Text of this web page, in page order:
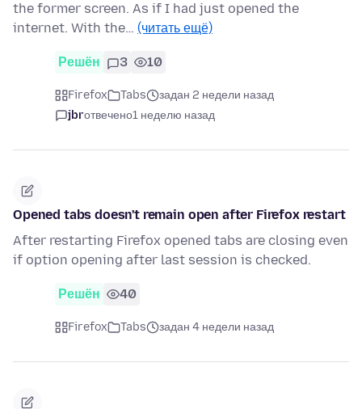
the former screen. As if I had just opened the
internet. With the… (читать ещё)
Решён 3 10
Firefox Tabs
задан 2 недели назад
jbrотвечено1 неделю назад
Opened tabs doesn't remain open after Firefox restart
After restarting Firefox opened tabs are closing even
if option opening after last session is checked.
Решён 40
Firefox Tabs задан 4 недели назад